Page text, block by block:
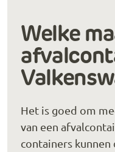
Welke
Het is goed om
van een
containers